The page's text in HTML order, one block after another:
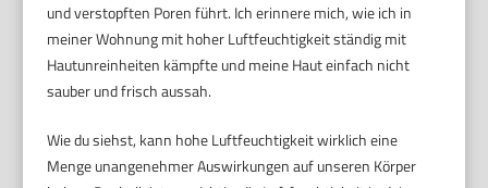
und verstopften Poren führt. Ich erinnere mich, wie ich in
meiner Wohnung mit hoher Luftfeuchtigkeit ständig mit
Hautunreinheiten kämpfte und meine Haut einfach nicht
sauber und frisch aussah.
Wie du siehst, kann hohe Luftfeuchtigkeit wirklich eine
Menge unangenehmer Auswirkungen auf unseren Körper